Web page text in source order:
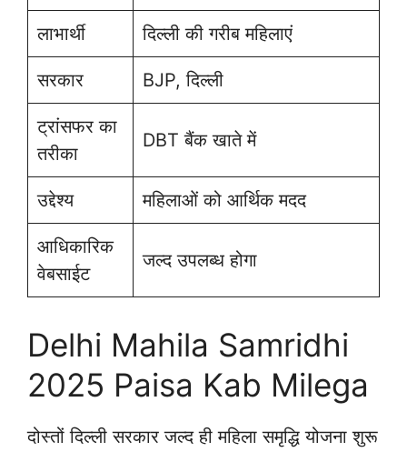
लाभार्थी दिल्ली की गरीब महिलाएं
सरकार BJP, दिल्ली
ट्रांसफर का
तरीका
DBT बैंक खाते में
उद्देश्य महिलाओं को आर्थिक मदद
आधिकारिक
वेबसाईट
जल्द उपलब्ध होगा
Delhi Mahila Samridhi
2025 Paisa Kab Milega
दोस्तों दिल्ली सरकार जल्द ही महिला समृद्धि योजना शुरू